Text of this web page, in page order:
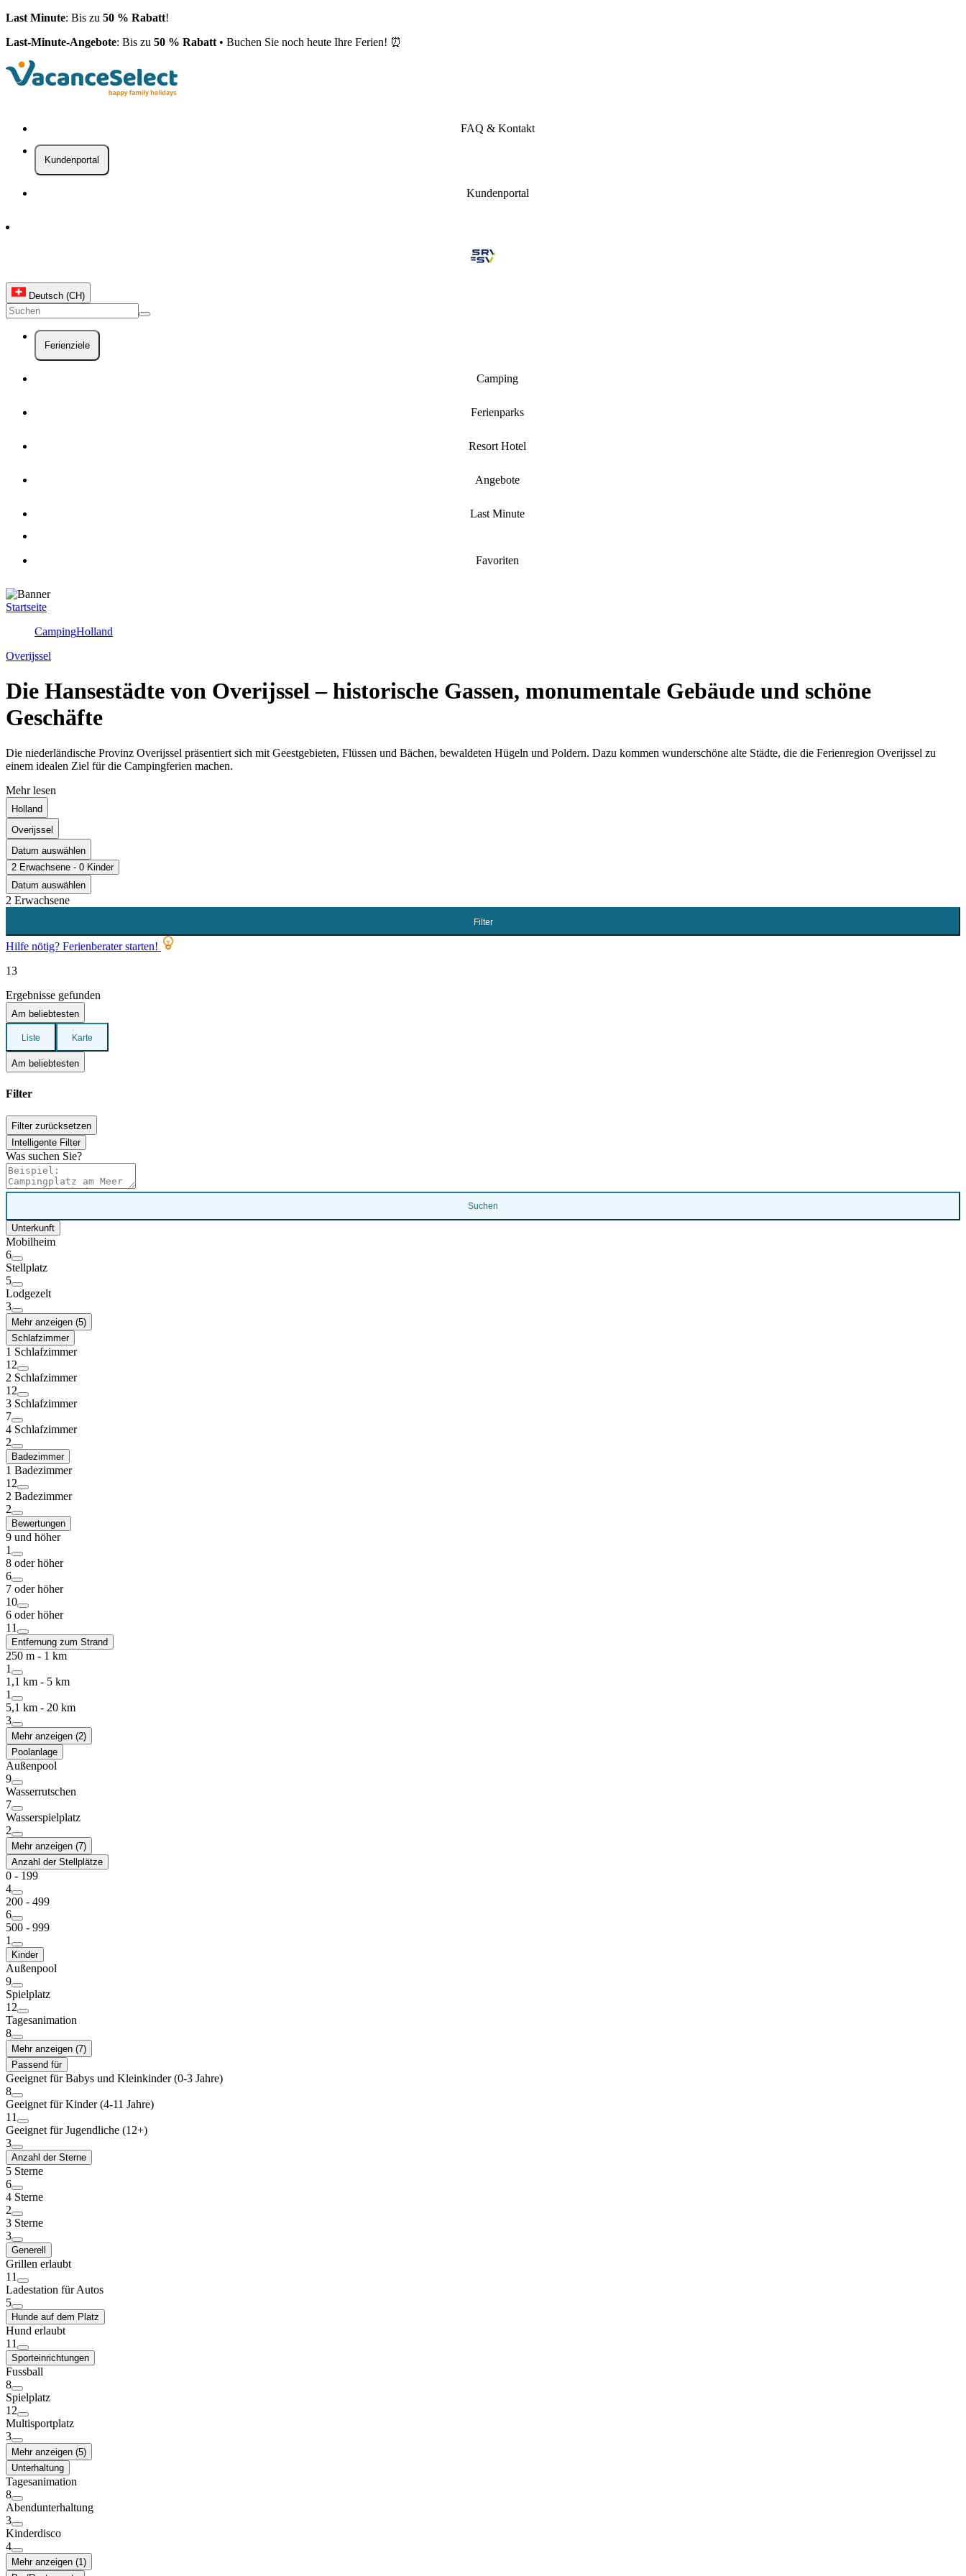
Last Minute: Bis zu 50 % Rabatt!
Last-Minute-Angebote: Bis zu 50 % Rabatt • Buchen Sie noch heute Ihre Ferien! ⏰
FAQ & Kontakt
Kundenportal
Kundenportal
Deutsch (CH)
Ferienziele
Camping
Ferienparks
Resort Hotel
Angebote
Last Minute
Favoriten
Startseite
CampingHolland
Overijssel
Die Hansestädte von Overijssel – historische Gassen, monumentale Gebäude und schöne
Geschäfte
Die niederländische Provinz Overijssel präsentiert sich mit Geestgebieten, Flüssen und Bächen, bewaldeten Hügeln und Poldern. Dazu kommen wunderschöne alte Städte, die die Ferienregion Overijssel zu
einem idealen Ziel für die Campingferien machen.
Mehr lesen
Holland
Overijssel
Datum auswählen
2 Erwachsene - 0 Kinder
Datum auswählen
2 Erwachsene
Filter
Hilfe nötig? Ferienberater starten!
13
Ergebnisse gefunden
Am beliebtesten
Liste Karte
Am beliebtesten
Filter
Filter zurücksetzen
Intelligente Filter
Was suchen Sie?
Suchen
Unterkunft
Mobilheim
6
Stellplatz
5
Lodgezelt
3
Mehr anzeigen (5)
Schlafzimmer
1 Schlafzimmer
12
2 Schlafzimmer
12
3 Schlafzimmer
7
4 Schlafzimmer
2
Badezimmer
1 Badezimmer
12
2 Badezimmer
2
Bewertungen
9 und höher
1
8 oder höher
6
7 oder höher
10
6 oder höher
11
Entfernung zum Strand
250 m - 1 km
1
1,1 km - 5 km
1
5,1 km - 20 km
3
Mehr anzeigen (2)
Poolanlage
Außenpool
9
Wasserrutschen
7
Wasserspielplatz
2
Mehr anzeigen (7)
Anzahl der Stellplätze
0 - 199
4
200 - 499
6
500 - 999
1
Kinder
Außenpool
9
Spielplatz
12
Tagesanimation
8
Mehr anzeigen (7)
Passend für
Geeignet für Babys und Kleinkinder (0-3 Jahre)
8
Geeignet für Kinder (4-11 Jahre)
11
Geeignet für Jugendliche (12+)
3
Anzahl der Sterne
5 Sterne
6
4 Sterne
2
3 Sterne
3
Generell
Grillen erlaubt
11
Ladestation für Autos
5
Hunde auf dem Platz
Hund erlaubt
11
Sporteinrichtungen
Fussball
8
Spielplatz
12
Multisportplatz
3
Mehr anzeigen (5)
Unterhaltung
Tagesanimation
8
Abendunterhaltung
3
Kinderdisco
4
Mehr anzeigen (1)